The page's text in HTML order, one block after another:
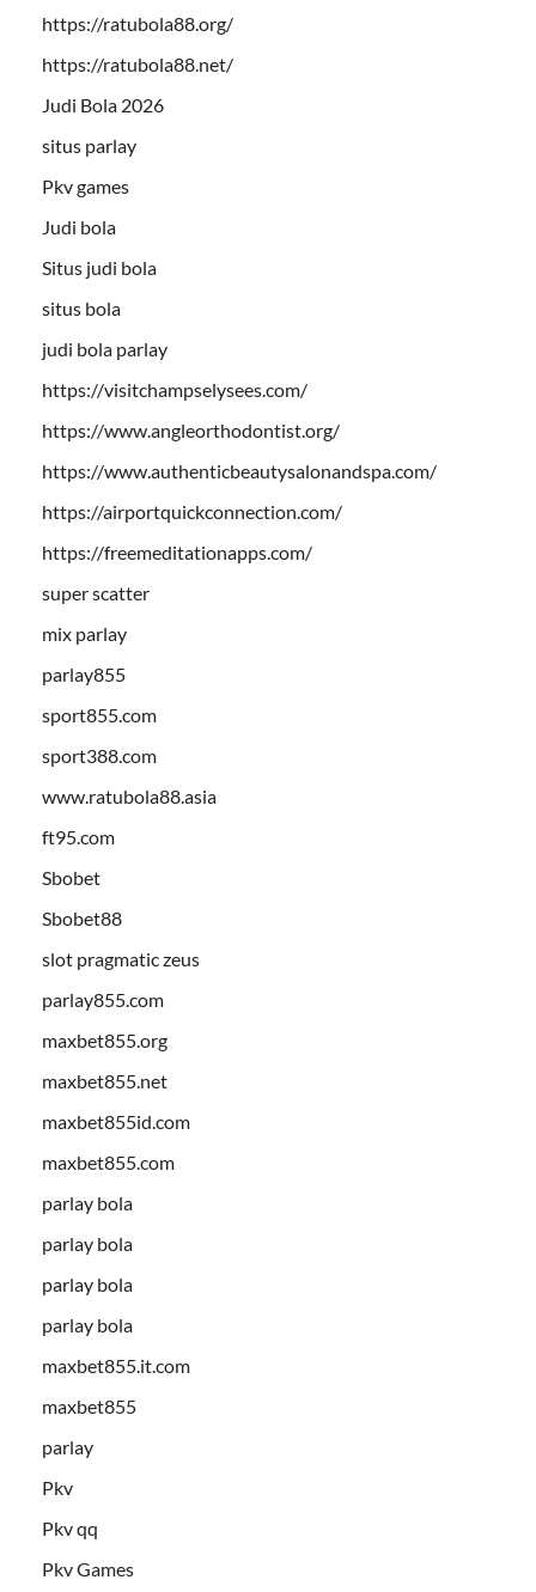
https://ratubola88.org/
https://ratubola88.net/
Judi Bola 2026
situs parlay
Pkv games
Judi bola
Situs judi bola
situs bola
judi bola parlay
https://visitchampselysees.com/
https://www.angleorthodontist.org/
https://www.authenticbeautysalonandspa.com/
https://airportquickconnection.com/
https://freemeditationapps.com/
super scatter
mix parlay
parlay855
sport855.com
sport388.com
www.ratubola88.asia
ft95.com
Sbobet
Sbobet88
slot pragmatic zeus
parlay855.com
maxbet855.org
maxbet855.net
maxbet855id.com
maxbet855.com
parlay bola
parlay bola
parlay bola
parlay bola
maxbet855.it.com
maxbet855
parlay
Pkv
Pkv qq
Pkv Games